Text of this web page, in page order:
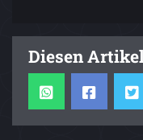
Diesen